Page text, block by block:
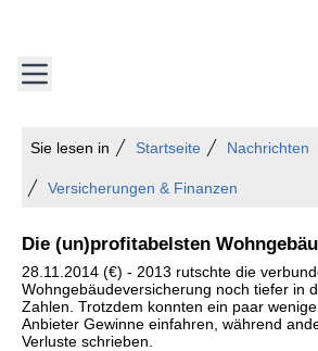
Sie lesen in Startseite Nachrichten
Versicherungen & Finanzen
Die (un)profitabelsten
28.11.2014 (€) - 2013 rutschte die
Wohngebäudeversicherung noch tiefer in
Zahlen. Trotzdem konnten ein paar wenige
Anbieter Gewinne einfahren, während
Verluste schrieben.